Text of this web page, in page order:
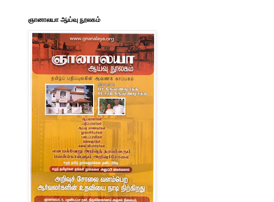
ஞானாலயா ஆய்வு நூலகம்